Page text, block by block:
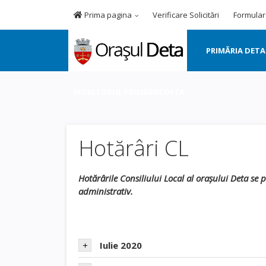
Prima pagina Verificare Solicitări
PRIMĂRIA DETA
Hotărâri CL
Hotărârile Consiliului Local al orașului Deta
administrativ.
Iulie 2020